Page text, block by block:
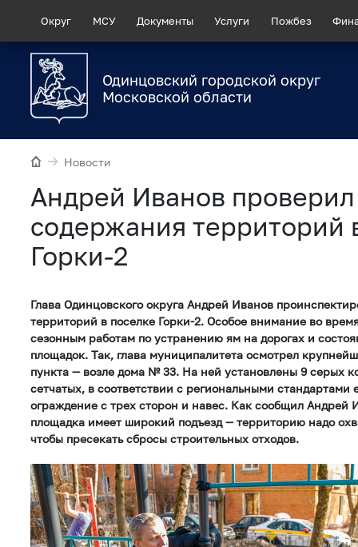
Округ МСУ Документы Услуги Пожбез
Одинцовский городской округ
Московской области
Новости
Андрей Иванов проверил
содержания территорий
Горки-2
Глава Одинцовского округа Андрей Иванов
территорий в поселке Горки-2. Особое внимание во
сезонным работам по устранению ям на дорогах и
площадок. Так, глава муниципалитета осмотрел
пункта — возле дома № 33. На ней установлены 9 серых
сетчатых, в соответствии с региональными стандартами
ограждение с трех сторон и навес. Как сообщил Андрей
площадка имеет широкий подъезд — территорию надо
чтобы пресекать сбросы строительных отходов.